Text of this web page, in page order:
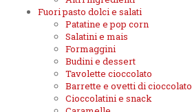
Fuori pasto dolci e salati
Patatine e pop corn
Salatini e mais
Formaggini
Budini e dessert
Tavolette cioccolato
Barrette e ovetti di cioccolato
Cioccolatini e snack